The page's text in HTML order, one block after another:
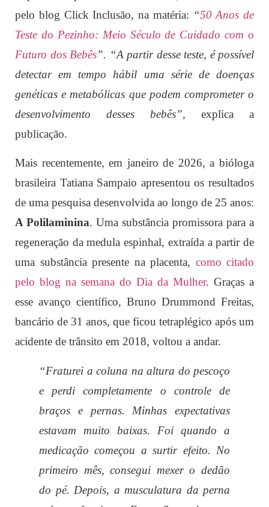
pelo blog Click Inclusão, na matéria: “50 Anos de
Teste do Pezinho: Meio Século de Cuidado com o
Futuro dos Bebês”. “A partir desse teste, é possível
detectar em tempo hábil uma série de doenças
genéticas e metabólicas que podem comprometer o
desenvolvimento desses bebês”, explica a
publicação.
Mais recentemente, em janeiro de 2026, a bióloga
brasileira Tatiana Sampaio apresentou os resultados
de uma pesquisa desenvolvida ao longo de 25 anos:
A Polilaminina. Uma substância promissora para a
regeneração da medula espinhal, extraída a partir de
uma substância presente na placenta, como citado
pelo blog na semana do Dia da Mulher. Graças a
esse avanço científico, Bruno Drummond Freitas,
bancário de 31 anos, que ficou tetraplégico após um
acidente de trânsito em 2018, voltou a andar.
“Fraturei a coluna na altura do pescoço
e perdi completamente o controle de
braços e pernas. Minhas expectativas
estavam muito baixas. Foi quando a
medicação começou a surtir efeito. No
primeiro mês, consegui mexer o dedão
do pé. Depois, a musculatura da perna